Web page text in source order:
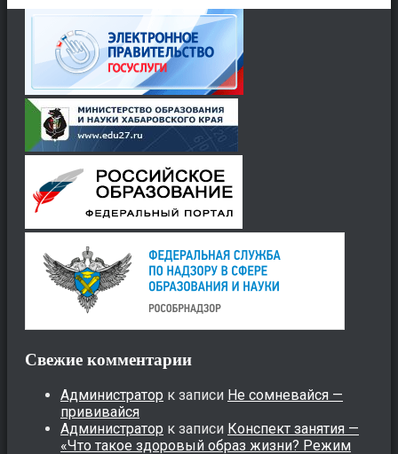
Свежие комментарии
Администратор к записи Не сомневайся —
прививайся
Администратор к записи Конспект занятия —
«Что такое здоровый образ жизни? Режим